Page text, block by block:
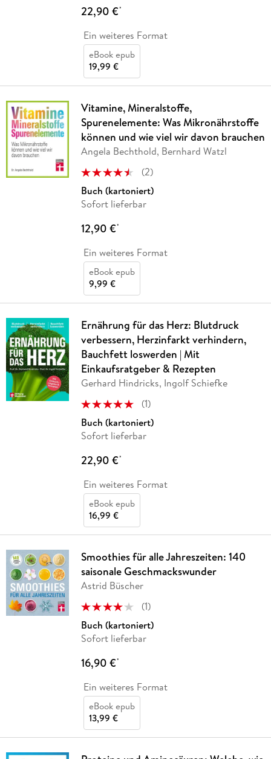
22,90 €*
Ein weiteres Format
eBook epub
19,99 €
Vitamine, Mineralstoffe,
Spurenelemente: Was Mikronährstoffe
können und wie viel wir davon brauchen
Angela Bechthold, Bernhard Watzl
(2)
Buch (kartoniert)
Sofort lieferbar
12,90 €*
Ein weiteres Format
eBook epub
9,99 €
Ernährung für das Herz: Blutdruck
verbessern, Herzinfarkt verhindern,
Bauchfett loswerden | Mit
Einkaufsratgeber & Rezepten
Gerhard Hindricks, Ingolf Schiefke
(1)
Buch (kartoniert)
Sofort lieferbar
22,90 €*
Ein weiteres Format
eBook epub
16,99 €
Smoothies für alle Jahreszeiten: 140
saisonale Geschmackswunder
Astrid Büscher
(1)
Buch (kartoniert)
Sofort lieferbar
16,90 €*
Ein weiteres Format
eBook epub
13,99 €